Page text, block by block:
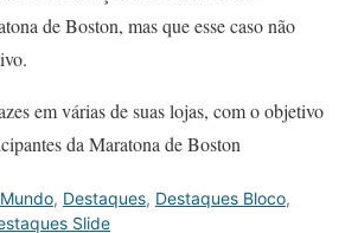
de Boston, mas que esse caso não
em várias de suas lojas, com o objetivo
da Maratona de Boston
, Destaques, Destaques Bloco,
Slide